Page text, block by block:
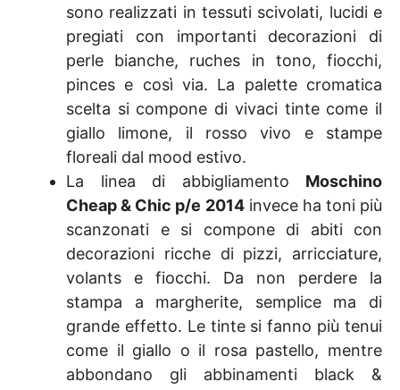
sono realizzati in tessuti scivolati, lucidi e
pregiati con importanti decorazioni di
perle bianche, ruches in tono, fiocchi,
pinces e così via. La palette cromatica
scelta si compone di vivaci tinte come il
giallo limone, il rosso vivo e stampe
floreali dal mood estivo.
La linea di abbigliamento Moschino
Cheap & Chic p/e 2014invece ha toni più
scanzonati e si compone di abiti con
decorazioni ricche di pizzi, arricciature,
volants e fiocchi. Da non perdere la
stampa a margherite, semplice ma di
grande effetto. Le tinte si fanno più tenui
come il giallo o il rosa pastello, mentre
abbondano gli abbinamenti black &